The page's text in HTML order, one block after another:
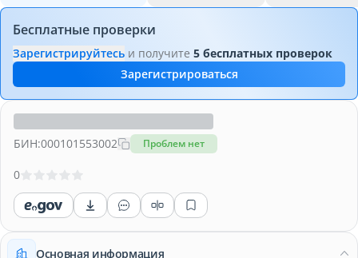
Бесплатные проверки
Зарегистрируйтесь и получите 5 бесплатных проверок
Зарегистрироваться
БИН:000101553002 Проблем нет
0
Основная информация